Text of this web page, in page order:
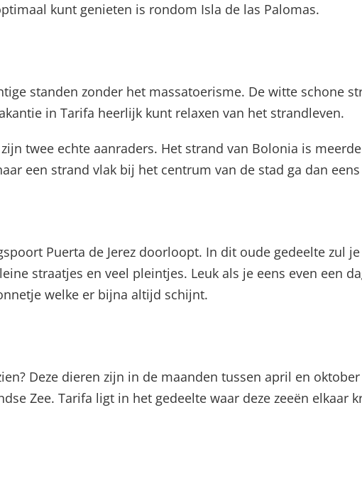
kunt genieten is rondom Isla de las Palomas.
standen zonder het massatoerisme. De witte schone
in Tarifa heerlijk kunt relaxen van het strandleven.
twee echte aanraders. Het strand van Bolonia is
een strand vlak bij het centrum van de stad ga dan eens
Puerta de Jerez doorloopt. In dit oude gedeelte zul
straatjes en veel pleintjes. Leuk als je eens even een
welke er bijna altijd schijnt.
Deze dieren zijn in de maanden tussen april en
Zee. Tarifa ligt in het gedeelte waar deze zeeën elkaar